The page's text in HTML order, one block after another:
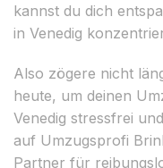
kannst du dich
in Venedig
Also zögere nicht
heute, um deinen
Venedig stressfrei
auf Umzugsprofi
Partner für